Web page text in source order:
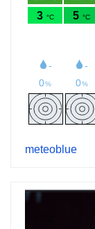
meteoblue